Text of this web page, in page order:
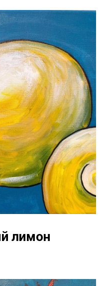
лимон